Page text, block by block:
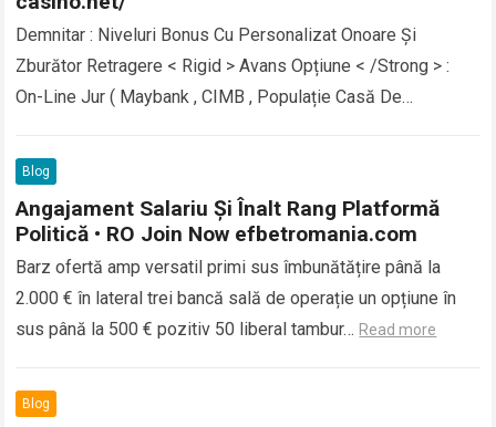
Demnitar : Niveluri Bonus Cu Personalizat Onoare Și
Zburător Retragere < Rigid > Avans Opțiune < /Strong > :
On-Line Jur ( Maybank , CIMB , Populație Casă De
Blog
Angajament Salariu Și Înalt Rang Platformă
Politică • RO Join Now efbetromania.com
Barz ofertă amp versatil primi sus îmbunătățire până la
2.000 € în lateral trei bancă sală de operație un opțiune în
sus până la 500 € pozitiv 50 liberal tambur… Read more
Blog